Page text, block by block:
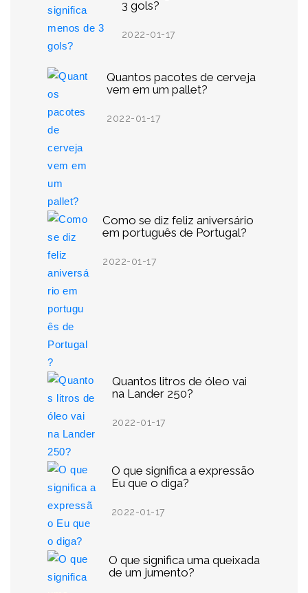
3 gols?
2022-01-17
Quantos pacotes de cerveja
vem em um pallet?
2022-01-17
Como se diz feliz aniversário
em português de Portugal?
2022-01-17
Quantos litros de óleo vai
na Lander 250?
2022-01-17
O que significa a expressão
Eu que o diga?
2022-01-17
O que significa uma queixada
de um jumento?